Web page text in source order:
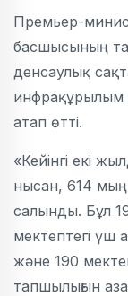
Премьер-
басшысының
денсаулық
атап өтті.
«Кейінгі екі
нысан, 614 мың
салынды. Бұл
мектептегі үш
және 190
тапшылығын